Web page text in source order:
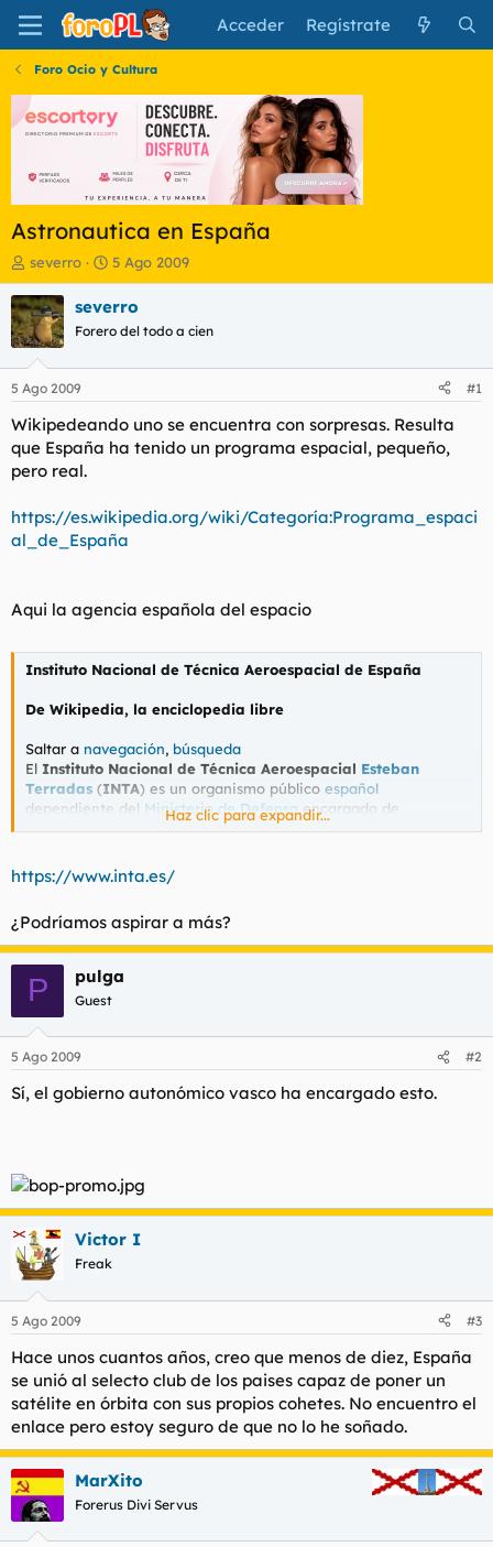
Acceder Regístrate
Foro Ocio y Cultura
Astronautica en España
I
n
i
c
i
a
o
r
e
l
e
m
severro
F
e
c
a
i
n
i
c
5 Ago 2009
severro
Forero del todo a cien
5 Ago 2009 #1
Wikipedeando uno se encuentra con sorpresas. Resulta
que España ha tenido un programa espacial, pequeño,
pero real.
https://es.wikipedia.org/wiki/Categoría:Programa_espaci
al_de_España
Aqui la agencia española del espacio
Instituto Nacional de Técnica Aeroespacial de España
De Wikipedia, la enciclopedia libre
Saltar a navegación, búsqueda
El Instituto Nacional de Técnica Aeroespacial Esteban
Terradas (INTA) es un organismo público español
dependiente del Ministerio de Defensa encargado de
proyectos de investigación espacial y aeronáutica, fundado en
aeronáutico
Realiza proyectos de investigación, tanto en solitario como en
como internacionales ( CSIC, universidades, la
empresas privadas. Es responsable de los programas de
satélites científicos
Desde la base de lanzamientos de
Arenosilloha trabajado con distintos tipos de cohetes
suborbitales
Capricornio, que fue sin embargo finalmente abandonado.
Datos [ editar
Fecha del primer lanzamiento o satélite
Intasat)
Capacidad tecnológica espacial de la agencia o del
país
Estaciones de seguimiento:
Centros de lanzamiento:Sí.El Arenosillo,Huelva.
Fabricación de satélites:
Enlaces externos [ editar ]
Web oficial
Haz clic para expandir...
https://www.inta.es/
¿Podríamos aspirar a más?
P pulga
Guest
5 Ago 2009 #2
Sí, el gobierno autonómico vasco ha encargado esto.
Victor I
Freak
5 Ago 2009 #3
Hace unos cuantos años, creo que menos de diez, España
se unió al selecto club de los paises capaz de poner un
satélite en órbita con sus propios cohetes. No encuentro el
enlace pero estoy seguro de que no lo he soñado.
MarXito
Forerus Divi Servus